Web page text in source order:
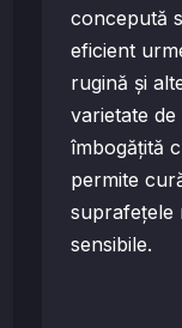
concepută
eficient
rugină și
varietate
îmbogățită
permite
suprafețele
sensibile.